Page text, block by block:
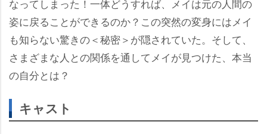
なってしまった！一体どうすれば、メイは元の人間の
姿に戻ることができるのか？この突然の変身にはメイ
も知らない驚きの＜秘密＞が隠されていた。そして、
さまざまな人との関係を通してメイが見つけた、本当
の自分とは？
キャスト